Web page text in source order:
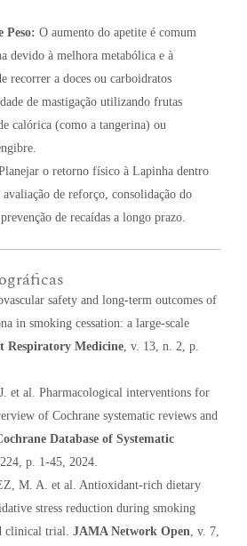
Peso: O aumento do apetite é comum
devido à melhora metabólica e à
recorrer a doces ou carboidratos
de mastigação utilizando frutas
calórica (como a tangerina) ou
o retorno físico à Lapinha dentro
avaliação de reforço, consolidação do
de recaídas a longo prazo
safety and long-term outcomes of
in smoking cessation: a large-scale
Respiratory Medicine , v. 13, n. 2, p.
et al. Pharmacological interventions for
of Cochrane systematic reviews and
Database of Systematic
p. 1-45, 2024.
M. A. et al. Antioxidant-rich dietary
stress reduction during smoking
clinical trial. JAMA Network Open , v. 7,